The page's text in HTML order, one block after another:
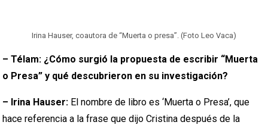
Irina Hauser, coautora de “Muerta o presa”. (Foto Leo Vaca)
– Télam: ¿Cómo surgió la propuesta de escribir “Muerta
o Presa” y qué descubrieron en su investigación?
– Irina Hauser: El nombre de libro es ‘Muerta o Presa’, que
hace referencia a la frase que dijo Cristina después de la